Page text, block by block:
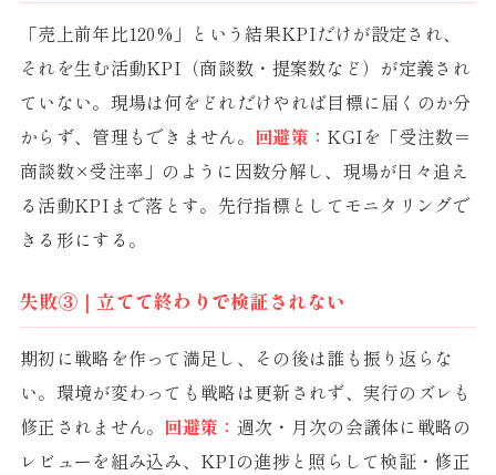
「売上前年比120%」という結果KPIだけが設定され、
それを生む活動KPI（商談数・提案数など）が定義され
ていない。現場は何をどれだけやれば目標に届くのか分
からず、管理もできません。 回避策： KGIを「受注数＝
商談数×受注率」のように因数分解し、現場が日々追え
る活動KPIまで落とす。先行指標としてモニタリングで
きる形にする。
失敗③｜立てて終わりで検証されない
期初に戦略を作って満足し、その後は誰も振り返らな
い。環境が変わっても戦略は更新されず、実行のズレも
修正されません。 回避策： 週次・月次の会議体に戦略の
レビューを組み込み、KPIの進捗と照らして検証・修正